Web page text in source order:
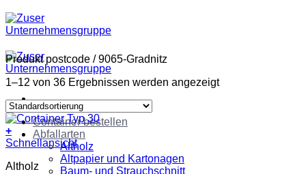
Zum
Inhalt
springen
Container bestellen
Abfallarten
Altholz
Altpapier und Kartonagen
Baum- und Strauchschnitt
Produkt postcode /9065-Gradnitz
1–12 von 36 Ergebnissen werden angezeigt
+
Schnellansicht
Altholz